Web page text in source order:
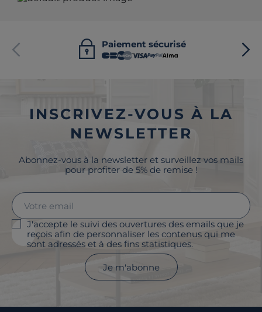
Paiement sécurisé
INSCRIVEZ-VOUS À LA
NEWSLETTER
Abonnez-vous à la newsletter et surveillez vos mails
pour profiter de 5% de remise !
J'accepte le suivi des ouvertures des emails que je
reçois afin de personnaliser les contenus qui me
sont adressés et à des fins statistiques.
Je m'abonne